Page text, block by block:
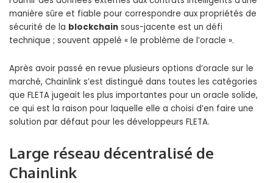
manière sûre et fiable pour correspondre aux propriétés de
sécurité de la blockchain sous-jacente est un défi
technique ; souvent appelé « le problème de l’oracle ».
Après avoir passé en revue plusieurs options d’oracle sur le
marché, Chainlink s’est distingué dans toutes les catégories
que FLETA jugeait les plus importantes pour un oracle solide,
ce qui est la raison pour laquelle elle a choisi d’en faire une
solution par défaut pour les développeurs FLETA.
Large réseau décentralisé de
Chainlink